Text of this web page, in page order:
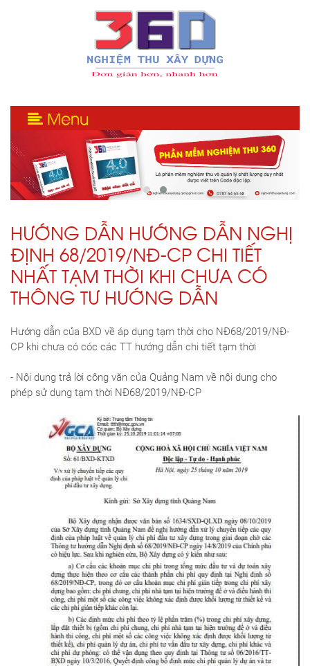
Menu
HƯỚNG DẪN HƯỚNG DẪN NGHỊ
ĐỊNH 68/2019/NĐ-CP CHI TIẾT
NHẤT TẠM THỜI KHI CHƯA CÓ
THÔNG TƯ HƯỚNG DẪN
Hướng dẫn của BXD về áp dụng tạm thời cho NĐ68/2019/NĐ-
CP khi chưa có cóc các TT hướng dẫn chi tiết tạm thời
- Nội dung trả lời công văn của Quảng Nam về nội dung cho
phép sử dụng tạm thời NĐ68/2019/NĐ-CP